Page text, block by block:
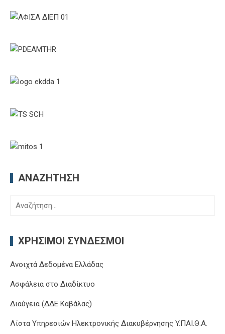
ΑΝΑΖΉΤΗΣΗ
Αναζήτηση
ΧΡΉΣΙΜΟΙ ΣΎΝΔΕΣΜΟΙ
Ανοιχτά Δεδομένα Ελλάδας
Ασφάλεια στο Διαδίκτυο
Διαύγεια (ΔΔΕ Καβάλας)
Λίστα Υπηρεσιών Ηλεκτρονικής Διακυβέρνησης Y.ΠΑΙ.Θ.Α.